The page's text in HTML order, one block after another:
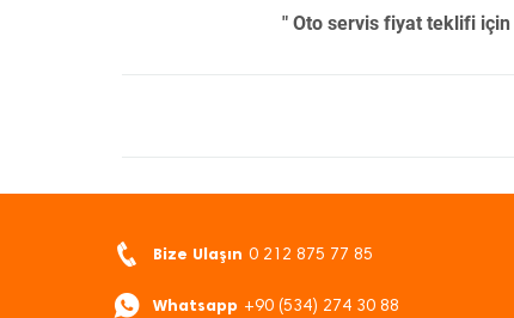
" Oto servis fiyat teklifi için
Bize Ulaşın 0 212 875 77 85
Whatsapp +90 (534) 274 30 88